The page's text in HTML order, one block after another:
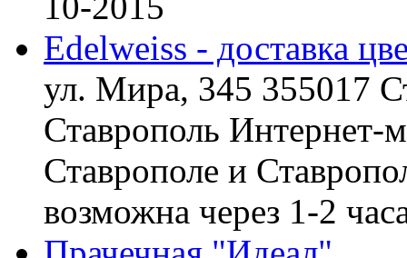
Edelweiss - доставка
ул. Мира, 345 355017
Ставрополь Интернет-
Ставрополе и
возможна через 1-2